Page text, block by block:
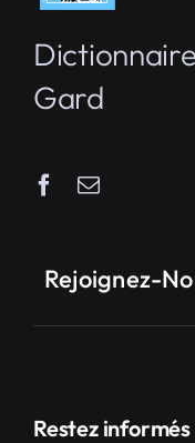
Gard
Rejoignez-
Restez informés